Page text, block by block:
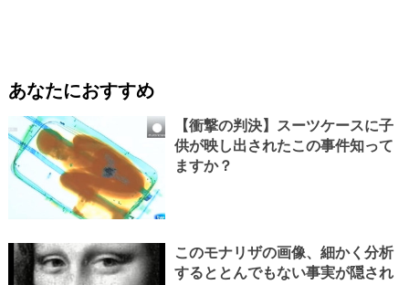
あなたにおすすめ
【衝撃の判決】スーツケースに子
供が映し出されたこの事件知って
ますか？
このモナリザの画像、細かく分析
するととんでもない事実が隠され